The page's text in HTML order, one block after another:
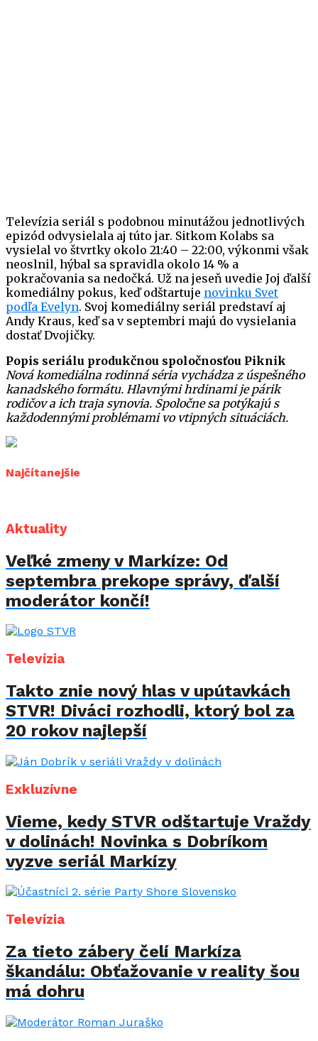
Televízia seriál s podobnou minutážou jednotlivých
epizód odvysielala aj túto jar. Sitkom Kolabs sa
vysielal vo štvrtky okolo 21:40 – 22:00, výkonmi však
neoslnil, hýbal sa spravidla okolo 14 % a
pokračovania sa nedočká. Už na jeseň uvedie Joj ďalší
komediálny pokus, keď odštartuje novinku Svet
podľa Evelyn. Svoj komediálny seriál predstaví aj
Andy Kraus, keď sa v septembri majú do vysielania
dostať Dvojičky.
Popis seriálu produkčnou spoločnosťou Piknik
Nová komediálna rodinná séria vychádza z úspešného
kanadského formátu. Hlavnými hrdinami je párik
rodičov a ich traja synovia. Spoločne sa potýkajú s
každodennými problémami vo vtipných situáciách.
Najčítanejšie
Aktuality
Veľké zmeny v Markíze: Od
septembra prekope správy, ďalší
moderátor končí!
Televízia
Takto znie nový hlas v upútavkách
STVR! Diváci rozhodli, ktorý bol za
20 rokov najlepší
Exkluzívne
Vieme, kedy STVR odštartuje Vraždy
v dolinách! Novinka s Dobríkom
vyzve seriál Markízy
Televízia
Za tieto zábery čelí Markíza
škandálu: Obťažovanie v reality šou
má dohru